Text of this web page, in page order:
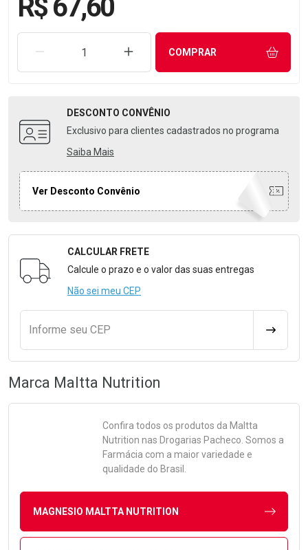
R$ 67,60
REMOVER UMA UNIDADEAUMENTAR UMA UNIDADE
COMPRAR
DESCONTO CONVÊNIO
Exclusivo para clientes cadastrados no programa
Saiba Mais
Ver Desconto Convênio
Formulário para Calcular o Frete
CALCULAR FRETE
Calcule o prazo e o valor das suas entregas
Não sei meu CEP
Informe seu CEP
Marca Maltta Nutrition
Confira todos os produtos da Maltta
Nutrition nas Drogarias Pacheco. Somos a
Farmácia com a maior variedade e
qualidade do Brasil.
MAGNESIO MALTTA NUTRITION